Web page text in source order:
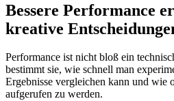
Bessere Performance
kreative
Performance ist nicht bloß ein
bestimmt sie, wie schnell man
Ergebnisse vergleichen kann und wie
aufgerufen zu werden.